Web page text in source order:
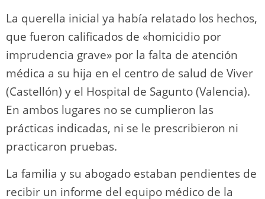
La querella inicial ya había relatado los hechos,
que fueron calificados de «homicidio por
imprudencia grave» por la falta de atención
médica a su hija en el centro de salud de Viver
(Castellón) y el Hospital de Sagunto (Valencia).
En ambos lugares no se cumplieron las
prácticas indicadas, ni se le prescribieron ni
practicaron pruebas.
La familia y su abogado estaban pendientes de
recibir un informe del equipo médico de la